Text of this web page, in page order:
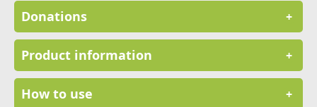
Donations +
Product information +
How to use +